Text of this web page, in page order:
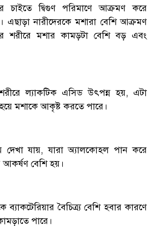
চাইতে দ্বিগুণ পরিমাণে আক্রমণ করে
এছাড়া নারীদেরকে মশারা বেশি আক্রমণ
শরীরে মশার কামড়টা বেশি বড় এবং
ল্যাকটিক এসিড উৎপন্ন হয়, এটা
মশাকে আকৃষ্ট করতে পারে।
দেখা যায়, যারা অ্যালকোহল পান করে
আকর্ষণ বেশি হয়।
ব্যাকটেরিয়ার বৈচিত্র্য বেশি হবার কারণে
পারে।